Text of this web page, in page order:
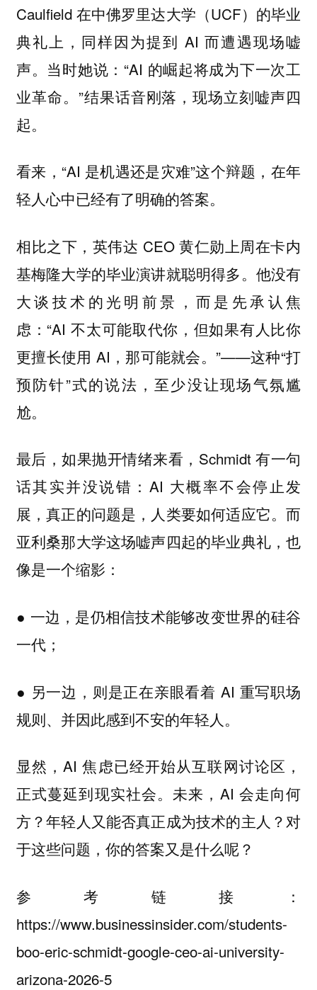
Caulfield 在中佛罗里达大学（UCF）的毕业
典礼上，同样因为提到 AI 而遭遇现场嘘
声。当时她说：“AI 的崛起将成为下一次工
业革命。”结果话音刚落，现场立刻嘘声四
起。
看来，“AI 是机遇还是灾难”这个辩题，在年
轻人心中已经有了明确的答案。
相比之下，英伟达 CEO 黄仁勋上周在卡内
基梅隆大学的毕业演讲就聪明得多。他没有
大谈技术的光明前景，而是先承认焦
虑：“AI 不太可能取代你，但如果有人比你
更擅长使用 AI，那可能就会。”——这种“打
预防针”式的说法，至少没让现场气氛尴
尬。
最后，如果抛开情绪来看，Schmidt 有一句
话其实并没说错：AI 大概率不会停止发
展，真正的问题是，人类要如何适应它。而
亚利桑那大学这场嘘声四起的毕业典礼，也
像是一个缩影：
● 一边，是仍相信技术能够改变世界的硅谷
一代；
● 另一边，则是正在亲眼看着 AI 重写职场
规则、并因此感到不安的年轻人。
显然，AI 焦虑已经开始从互联网讨论区，
正式蔓延到现实社会。未来，AI 会走向何
方？年轻人又能否真正成为技术的主人？对
于这些问题，你的答案又是什么呢？
参考链接：
https://www.businessinsider.com/students-
boo-eric-schmidt-google-ceo-ai-university-
arizona-2026-5